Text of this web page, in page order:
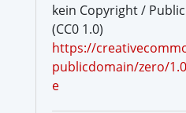
kein Copyright /
(CC0 1.0)
https://
publicdomain/zero/
e